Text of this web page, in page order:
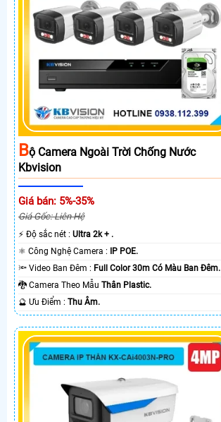
BỘ Camera Ngoài Trời Chống Nước
Kbvision
Giá bán: 5%-35%
Giá Gốc: Liên Hệ
️⚡ Độ sắc nét : Ultra 2k + .
⚛️ Công Nghệ Camera :
IP POE.
🔦 Video Ban Đêm : Full Color 30m Có Màu Ban Ðêm.
🐉️ Camera Theo Mẫu Thân Plastic.
️🔮 Ưu Điểm : Thu Âm.